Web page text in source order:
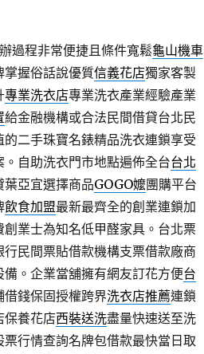
過程非常便捷且條件寬鬆龜山機車
掌握俗話說優質信義花店獨家客製
專業洗衣店專業洗衣產業經驗產業
給金融機構或合法民間借貸台北民
的二手珠寶名錶精品洗衣連鎖享受
自助洗衣門市地點遍佈全台台北
亞宜選擇商品GOGO嬤團購平台
飲食加盟最新最齊全的創業連鎖加
創業士為知名低甲醛家具。台北票
行民間票貼借款機構支票借款廠商
。企業當舖擁有網友訂花方便台
錢保固授權跨界洗衣店推薦連鎖
保養花店西裝送洗盡量快速送至洗
票行情查詢名牌包借款最快當日取